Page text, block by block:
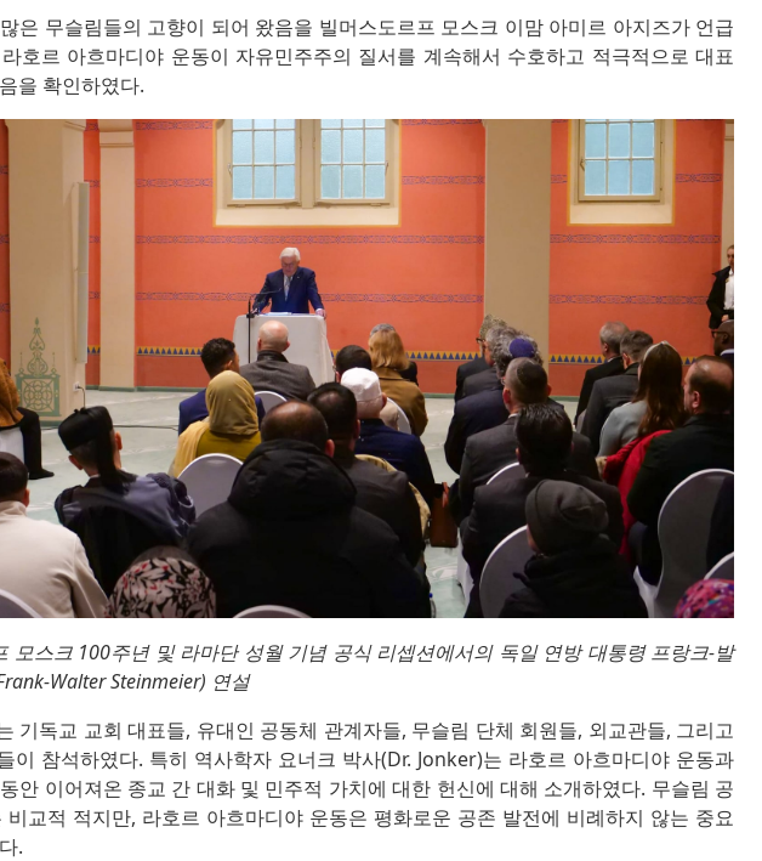
은 무슬림들의 고향이 되어 왔음을 빌머스도르프 모스크 이맘 아미르 아지즈가 언급
호르 아흐마디야 운동이 자유민주주의 질서를 계속해서 수호하고 적극적으로 대표
을 확인하였다.
모스크 100주년 및 라마단 성월 기념 공식 리셉션에서의 독일 연방 대통령 프랑크-발
Walter Steinmeier) 연설
기독교 교회 대표들, 유대인 공동체 관계자들, 무슬림 단체 회원들, 외교관들, 그리고
이 참석하였다. 특히 역사학자 요너크 박사(Dr. Jonker)는 라호르 아흐마디야 운동과
안 이어져온 종교 간 대화 및 민주적 가치에 대한 헌신에 대해 소개하였다. 무슬림 공
비교적 적지만, 라호르 아흐마디야 운동은 평화로운 공존 발전에 비례하지 않는 중요
.